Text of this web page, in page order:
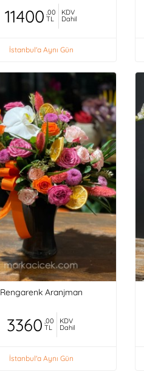
11400 ,00
TL
KDV
Dahil
İstanbul'a Aynı Gün
Rengarenk Aranjman
3360 ,00
TL
KDV
Dahil
İstanbul'a Aynı Gün